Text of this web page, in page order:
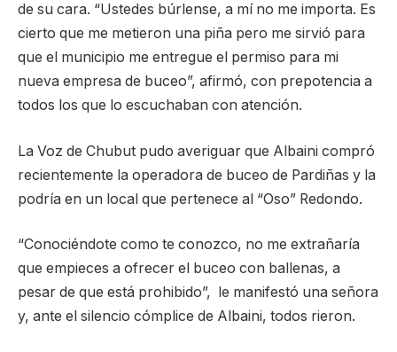
de su cara. “Ustedes búrlense, a mí no me importa. Es
cierto que me metieron una piña pero me sirvió para
que el municipio me entregue el permiso para mi
nueva empresa de buceo”, afirmó, con prepotencia a
todos los que lo escuchaban con atención.
La Voz de Chubut pudo averiguar que Albaini compró
recientemente la operadora de buceo de Pardiñas y la
podría en un local que pertenece al “Oso” Redondo.
“Conociéndote como te conozco, no me extrañaría
que empieces a ofrecer el buceo con ballenas, a
pesar de que está prohibido”, le manifestó una señora
y, ante el silencio cómplice de Albaini, todos rieron.